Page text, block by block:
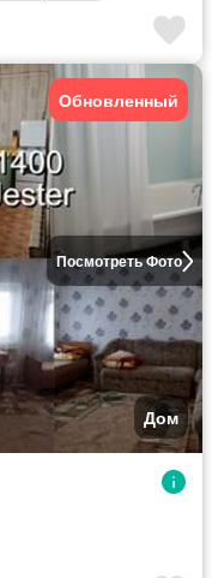
Посмотреть Фото
Обновленный
Дом